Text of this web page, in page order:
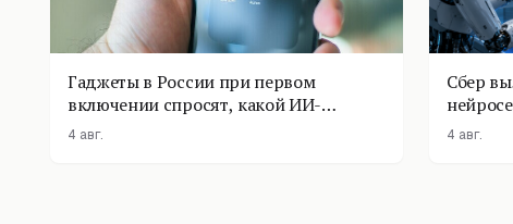
Гаджеты в России при первом
включении спросят, какой ИИ-
помощник поставить
4 авг.
Сбер
физике
4 авг.